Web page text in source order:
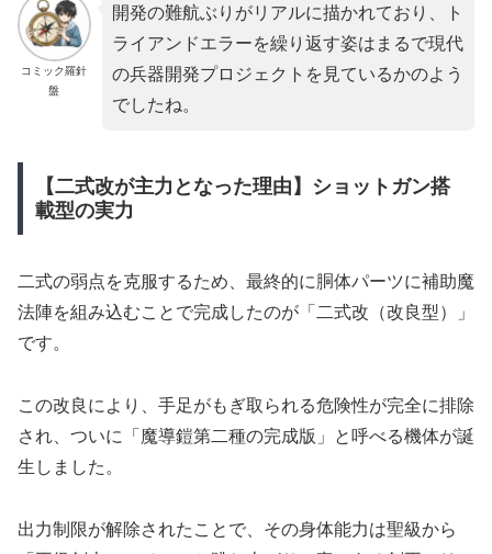
コミック羅針
盤
開発の難航ぶりがリアルに描かれており、ト
ライアンドエラーを繰り返す姿はまるで現代
の兵器開発プロジェクトを見ているかのよう
でしたね。
【二式改が主力となった理由】ショットガン搭
載型の実力
二式の弱点を克服するため、最終的に胴体パーツに補助魔
法陣を組み込むことで完成したのが「二式改（改良型）」
です。
この改良により、手足がもぎ取られる危険性が完全に排除
され、ついに「魔導鎧第二種の完成版」と呼べる機体が誕
生しました。
出力制限が解除されたことで、その身体能力は聖級から